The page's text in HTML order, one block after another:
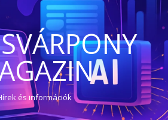
és információk